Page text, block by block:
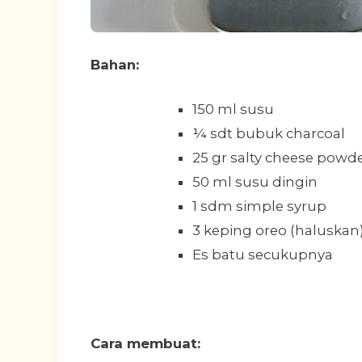
Bahan:
150 ml susu
¼ sdt bubuk charcoal
25 gr salty cheese
50 ml susu dingin
1 sdm simple syrup
3 keping oreo
Es batu secukupnya
Cara membuat: